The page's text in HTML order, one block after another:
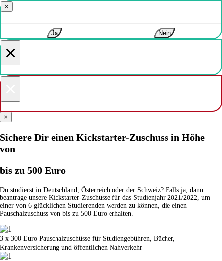
×
Ja Nein
×
×
Sichere Dir einen Kickstarter-Zuschuss in Höhe
von
bis zu 500 Euro
Du studierst in Deutschland, Österreich oder der Schweiz? Falls ja, dann
beantrage unsere Kickstarter-Zuschüsse für das Studienjahr 2021/2022, um
einer von 6 glücklichen Studierenden werden zu können, die einen
Pauschalzuschuss von bis zu 500 Euro erhalten.
3 x 300 Euro Pauschalzuschüsse für Studiengebühren, Bücher,
Krankenversicherung und öffentlichen Nahverkehr